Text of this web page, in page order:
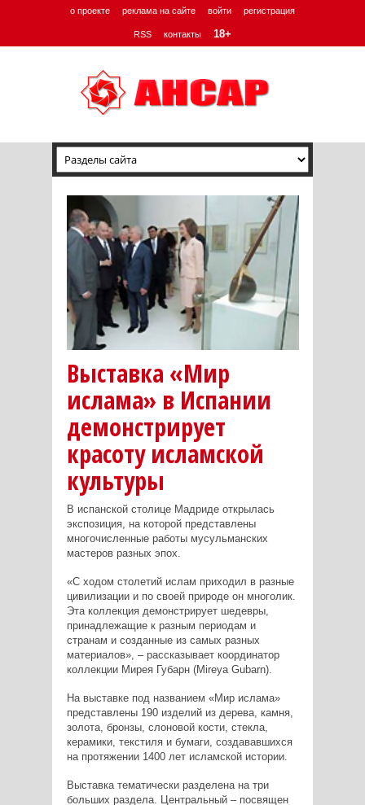
о проекте реклама на сайте войти регистрация
RSS контакты 18+
Выставка «Мир
ислама» в Испании
демонстрирует
красоту исламской
культуры
В испанской столице Мадриде открылась
экспозиция, на которой представлены
многочисленные работы мусульманских
мастеров разных эпох.
«С ходом столетий ислам приходил в разные
цивилизации и по своей природе он многолик.
Эта коллекция демонстрирует шедевры,
принадлежащие к разным периодам и
странам и созданные из самых разных
материалов», – рассказывает координатор
коллекции Мирея Губарн (Mireya Gubarn).
На выставке под названием «Мир ислама»
представлены 190 изделий из дерева, камня,
золота, бронзы, слоновой кости, стекла,
керамики, текстиля и бумаги, создававшихся
на протяжении 1400 лет исламской истории.
Выставка тематически разделена на три
больших раздела. Центральный – посвящен